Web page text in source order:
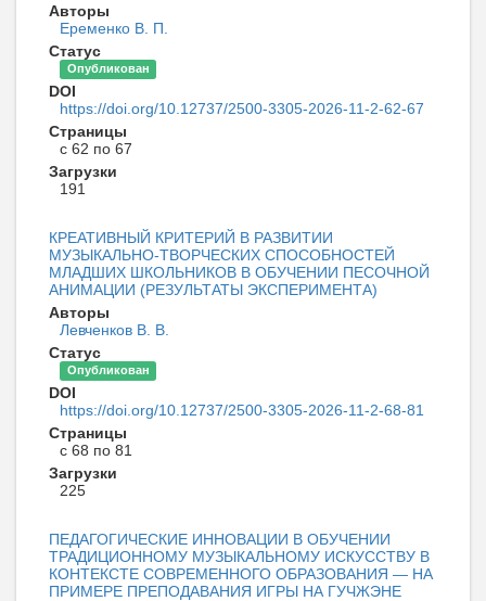
Авторы
Еременко В. П.
Статус
Опубликован
DOI
https://doi.org/10.12737/2500-3305-2026-11-2-62-67
Страницы
с 62 по 67
Загрузки
191
КРЕАТИВНЫЙ КРИТЕРИЙ В РАЗВИТИИ
МУЗЫКАЛЬНО-ТВОРЧЕСКИХ СПОСОБНОСТЕЙ
МЛАДШИХ ШКОЛЬНИКОВ В ОБУЧЕНИИ ПЕСОЧНОЙ
АНИМАЦИИ (РЕЗУЛЬТАТЫ ЭКСПЕРИМЕНТА)
Авторы
Левченков В. В.
Статус
Опубликован
DOI
https://doi.org/10.12737/2500-3305-2026-11-2-68-81
Страницы
с 68 по 81
Загрузки
225
ПЕДАГОГИЧЕСКИЕ ИННОВАЦИИ В ОБУЧЕНИИ
ТРАДИЦИОННОМУ МУЗЫКАЛЬНОМУ ИСКУССТВУ В
КОНТЕКСТЕ СОВРЕМЕННОГО ОБРАЗОВАНИЯ — НА
ПРИМЕРЕ ПРЕПОДАВАНИЯ ИГРЫ НА ГУЧЖЭНЕ